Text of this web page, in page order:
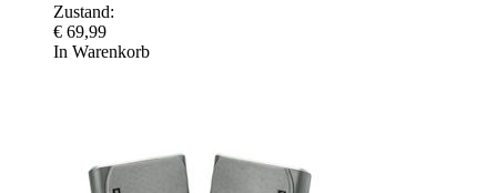
Zustand:
€ 69,99
In Warenkorb